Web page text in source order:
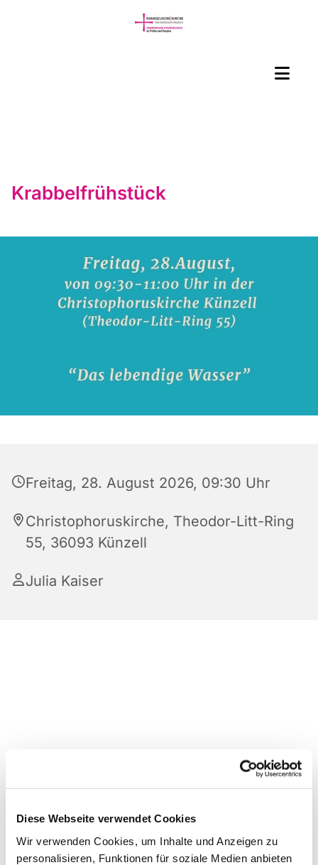
Diese Webseite verwendet Cookies
Wir verwenden Cookies, um Inhalte und Anzeigen zu
personalisieren, Funktionen für soziale Medien anbieten
Krabbelfrühstück
Freitag, 28. August 2026, 09:30 Uhr
Christophoruskirche, Theodor-Litt-Ring
55, 36093 Künzell
Julia Kaiser